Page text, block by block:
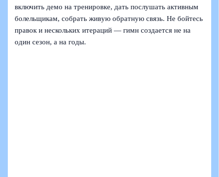
включить демо на тренировке, дать послушать активным
болельщикам, собрать живую обратную связь. Не бойтесь
правок и нескольких итераций — гимн создается не на
один сезон, а на годы.